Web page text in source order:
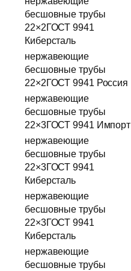
бесшовные трубы
22×2ГОСТ 9941
Киберсталь
нержавеющие
бесшовные трубы
22×2ГОСТ 9941 Россия
нержавеющие
бесшовные трубы
22×3ГОСТ 9941 Импорт
нержавеющие
бесшовные трубы
22×3ГОСТ 9941
Киберсталь
нержавеющие
бесшовные трубы
22×3ГОСТ 9941
Киберсталь
нержавеющие
бесшовные трубы